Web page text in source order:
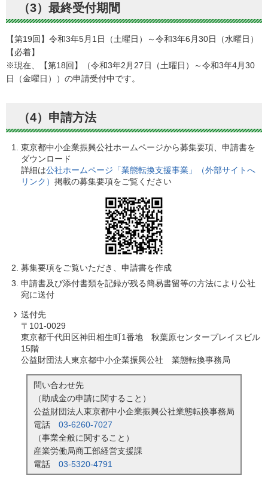
（3）最終受付期間
【第19回】令和3年5月1日（土曜日）～令和3年6月30日（水曜日）
【必着】
※現在、【第18回】（令和3年2月27日（土曜日）～令和3年4月30
日（金曜日））の申請受付中です。
（4）申請方法
東京都中小企業振興公社ホームページから募集要項、申請書を
ダウンロード
詳細は公社ホームページ「業態転換支援事業」（外部サイトへ
リンク）掲載の募集要項をご覧ください
募集要項をご覧いただき、申請書を作成
申請書及び添付書類を記録が残る簡易書留等の方法により公社
宛に送付
送付先
〒101-0029
東京都千代田区神田相生町1番地 秋葉原センタープレイスビル
15階
公益財団法人東京都中小企業振興公社 業態転換事務局
問い合わせ先
（助成金の申請に関すること）
公益財団法人東京都中小企業振興公社業態転換事務局
電話 03-6260-7027
（事業全般に関すること）
産業労働局商工部経営支援課
電話 03-5320-4791